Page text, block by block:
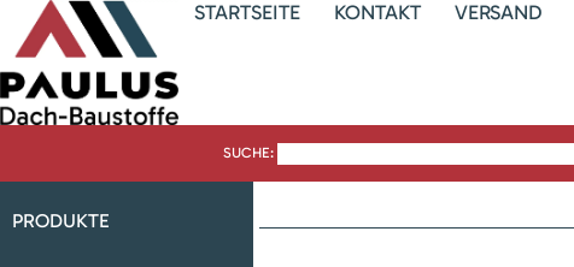
STARTSEITE KONTAKT VERSAND
SUCHE:
PRODUKTE